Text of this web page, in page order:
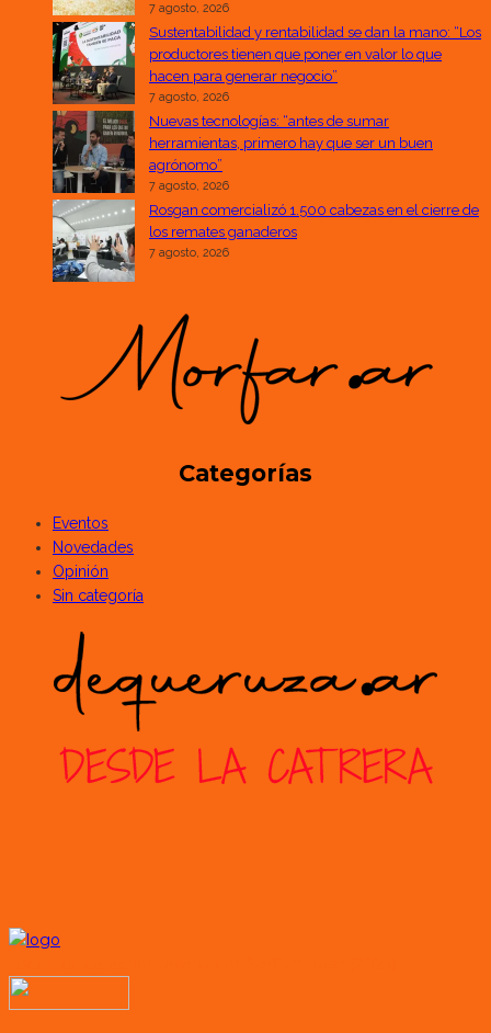
7 agosto, 2026
Sustentabilidad y rentabilidad se dan la mano: “Los
productores tienen que poner en valor lo que
hacen para generar negocio”
7 agosto, 2026
Nuevas tecnologías: “antes de sumar
herramientas, primero hay que ser un buen
agrónomo”
7 agosto, 2026
Rosgan comercializó 1.500 cabezas en el cierre de
los remates ganaderos
7 agosto, 2026
Categorías
Eventos
Novedades
Opinión
Sin categoría